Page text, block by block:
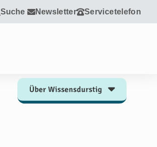
Suche Newsletter Servicetelefon